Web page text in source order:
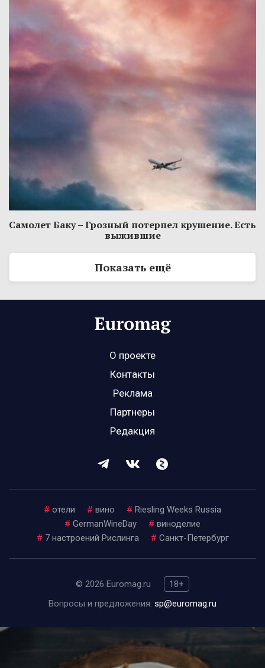
Самолет Баку – Грозный потерпел крушение. Есть
выжившие
Показать ещё
О проекте
Контакты
Реклама
Партнеры
Редакция
# отели # вино # Riesling Weeks Russia
# GermanWineDay # виноделие
# 7 настроений Рислинга # Санкт-Петербург
© 2026 Euromag.ru
18+
Вопросы и предложения: sp@euromag.ru